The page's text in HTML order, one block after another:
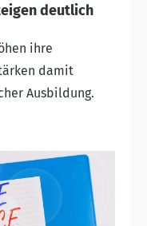
deutlich
ihre
damit
Ausbildung.